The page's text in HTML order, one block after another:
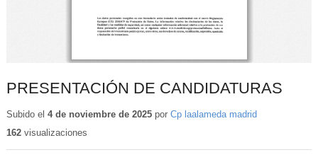
PRESENTACIÓN DE CANDIDATURAS
Subido el 4 de noviembre de 2025por Cp laalameda madrid
162visualizaciones